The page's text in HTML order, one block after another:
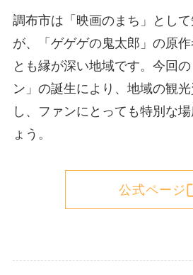
調布市は「映画のまち」とし
が、「ゲゲゲの鬼太郎」の原
とも縁が深い地域です。今回
ン」の誕生により、地域の観
し、ファンにとっても特別な
ょう。
公式ページ